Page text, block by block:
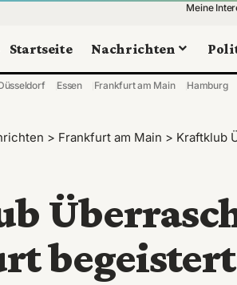
Meine
Startseite Nachrichten
Essen Frankfurt am Main Hamburg
> Frankfurt am Main > Kraftklub
begeistert